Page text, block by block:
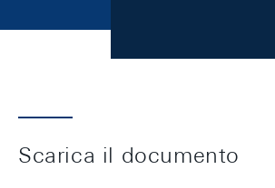
Scarica il documento